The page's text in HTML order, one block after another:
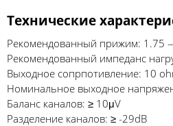
Технические
Рекомендованный прижим: 1.75
Рекомендованный импеданс
Выходное сопрпотивление: 10
Номинальное выходное
Баланс каналов: ≥ 10μV
Разделение каналов: ≥ -29dB